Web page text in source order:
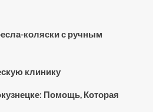
коляски с ручным
клинику
Помощь, Которая